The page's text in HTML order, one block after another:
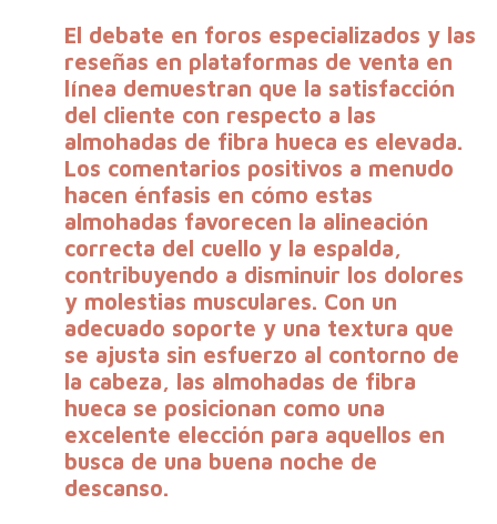
El debate en foros especializados y las
reseñas en plataformas de venta en
línea demuestran que la satisfacción
del cliente con respecto a las
almohadas de fibra hueca es elevada.
Los comentarios positivos a menudo
hacen énfasis en cómo estas
almohadas favorecen la alineación
correcta del cuello y la espalda,
contribuyendo a disminuir los dolores
y molestias musculares. Con un
adecuado soporte y una textura que
se ajusta sin esfuerzo al contorno de
la cabeza, las almohadas de fibra
hueca se posicionan como una
excelente elección para aquellos en
busca de una buena noche de
descanso.